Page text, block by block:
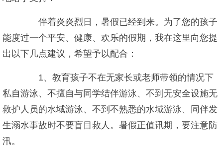
伴着炎炎烈日，暑假已经到来。为了您的孩子
能度过一个平安、健康、欢乐的假期，我在这里向您提
出以下几点建议，希望予以配合：
1、教育孩子不在无家长或老师带领的情况下
私自游泳、不擅自与同学结伴游泳、不到无安全设施无
救护人员的水域游泳、不到不熟悉的水域游泳、同伴发
生溺水事故时不要盲目救人。暑假正值讯期，要注意防
汛。